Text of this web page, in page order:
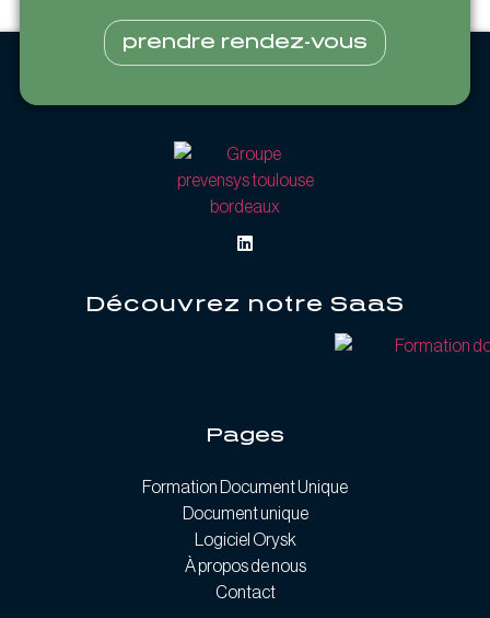
prendre rendez-vous
Découvrez notre SaaS
Pages
Formation Document Unique
Document unique
Logiciel Orysk
À propos de nous
Contact